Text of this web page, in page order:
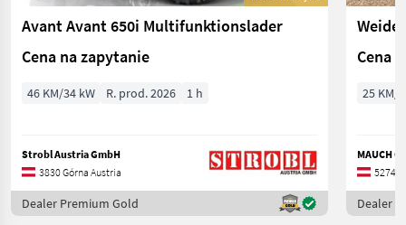
Avant Avant 650i Multifunktionslader
Cena na zapytanie
46 KM/34 kW R. prod. 2026 1 h
Strobl Austria GmbH
3830 Górna Austria
Dealer Premium Gold
Cena
25 KM/
MAUCH
5274
Dealer